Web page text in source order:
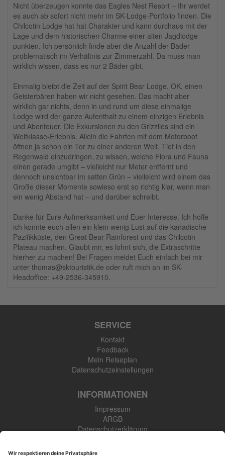
Nicht überzeugen konnte das Eagles Nest Resort – Ihr werdet
es auch ab sofort nicht mehr im SK-Lodge-Portfolio finden. Die
Chilcotin Lodge hat hat Charakter und kann durchaus mit der
Lage und dem historischen Charme einer alten Jagdlodge
punkten. Ich persönlich finde aber die Anzahl der Bäder
problematisch im Verhältnis zur Zimmerzahl. Da muss man
wirklich wissen, dass es nur 2 Bäder gibt.
Einmalig bleibt die Zeit auf der Spirit Bear Lodge. OK, einen
Geisterbären haben wir nicht gesehen. Das macht aber
wirklich gar nichts, denn in und rund um diese einmalige
Lodge wird der ganze Aufenthalt zu einem einzigen Erlebnis
und Abenteuer. Die Exkursionen zu den Grizzlies sind ein
Weltklasse-Erlebnis. Allein die Fahrten mit dem Motorboot
öffnen ja schon ein Tor zu einer anderen Welt. Tief in den
Regenwald einzudringen, zu wissen, welche Flora und Fauna
einen gerade umgibt – vielleicht nur Meter entfernt und
dennoch unsichtbar im satten Grün – vielleicht wird einem das
Große dieser Momente sowieso erst so richtig klar, wenn man
ein wenig Abstand hat – und darüber schreibt.
Danke für Eure Aufmerksamkeit und Euer Interesse. Ich hoffe
ich konnte euch allen ein klein wenig Lust auf die kanadische
Pazifikküste, den Great Bear Rainforest und das Chilcotin
Plateau machen. Glaubt mir, es lohnt sich, die Extraschritte
hierher zu machen! Bei Fragen meldet Euch einfach bei mir
unter thomas@sktouristik.de oder ruft mich an im SK-
Headoffice: +49-2536-345910.
SERVICE
Kontakt
Feedback
Mein Reiseplan
Datenschutzeinstellungen
INFORMATIONEN
Impressum
ARGB
Datenschutzerklärung